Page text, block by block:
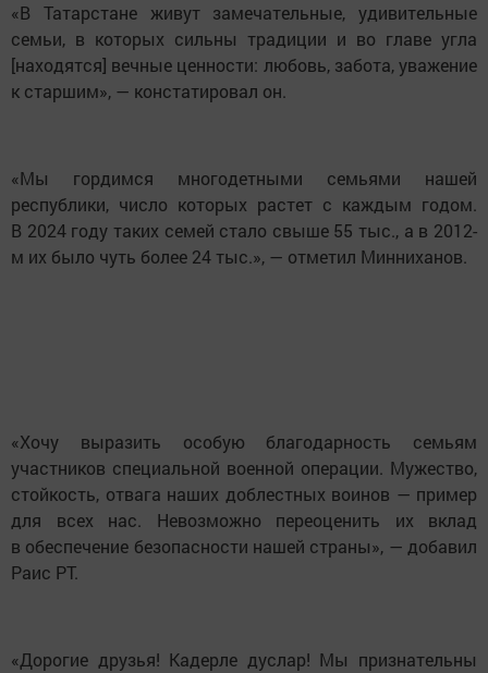
«В Татарстане живут замечательные, удивительные
семьи, в которых сильны традиции и во главе угла
[находятся] вечные ценности: любовь, забота, уважение
к старшим», — констатировал он.
«Мы гордимся многодетными семьями нашей
республики, число которых растет с каждым годом.
В 2024 году таких семей стало свыше 55 тыс., а в 2012-
м их было чуть более 24 тыс.», — отметил Минниханов.
«Хочу выразить особую благодарность семьям
участников специальной военной операции. Мужество,
стойкость, отвага наших доблестных воинов — пример
для всех нас. Невозможно переоценить их вклад
в обеспечение безопасности нашей страны», — добавил
Раис РТ.
«Дорогие друзья! Кадерле дуслар! Мы признательны